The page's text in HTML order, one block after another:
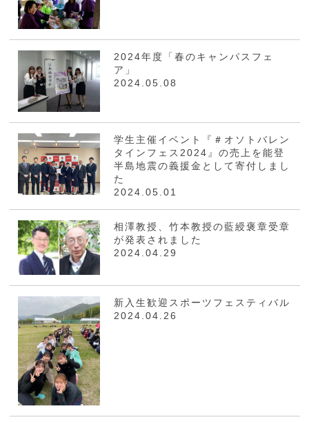
2024年度「春のキャンパスフェ
ア」
2024.05.08
学生主催イベント『＃オソトバレン
タインフェス2024』の売上を能登
半島地震の義援金として寄付しまし
た
2024.05.01
相澤教授、竹本教授の藍綬褒章受章
が発表されました
2024.04.29
新入生歓迎スポーツフェスティバル
2024.04.26